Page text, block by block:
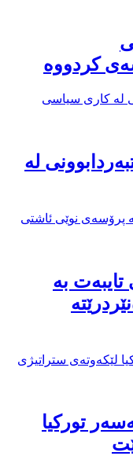
كردووە
لە
تایبەت بە
توركیا